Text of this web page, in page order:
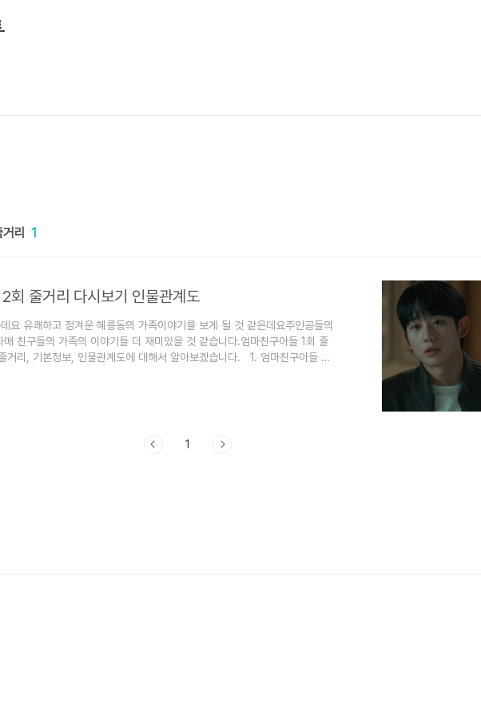
리 1
회 줄거리 다시보기 인물관계도
요 유쾌하고 정겨운 혜릉동의 가족이야기를 보게 될 것 같은데요주인공들의
매 친구들의 가족의 이야기들 더 재미있을 것 같습니다.엄마친구아들 1회 줄
거리, 기본정보, 인물관계도에 대해서 알아보겠습니다. 1. 엄마친구아들 2
말합니다. 전부다 거짓말이라고 말합니다.내가 인생에서 처음으로 만난 또라
1